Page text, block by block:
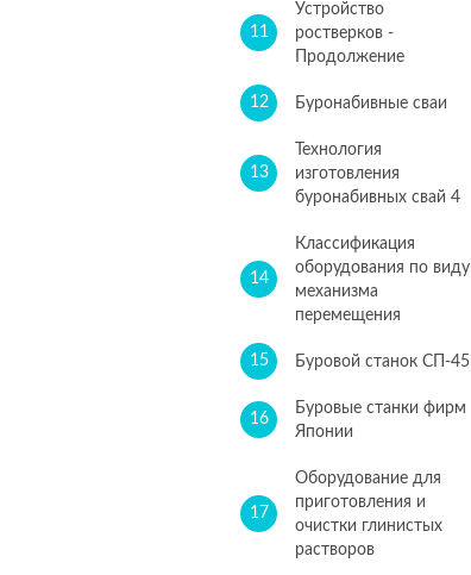
11
Устройство
ростверков -
Продолжение
12 Буронабивные сваи
13
Технология
изготовления
буронабивных свай 4
14
Классификация
оборудования по виду
механизма
перемещения
15 Буровой станок СП-45
16
Буровые станки фирм
Японии
17
Оборудование для
приготовления и
очистки глинистых
растворов